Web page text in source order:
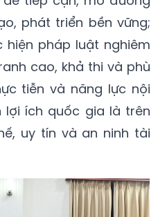
phát triển bền vững;
pháp luật nghiêm
cao, khả thi và phù
tiễn và năng lực nội
ích quốc gia là trên
uy tín và an ninh tài